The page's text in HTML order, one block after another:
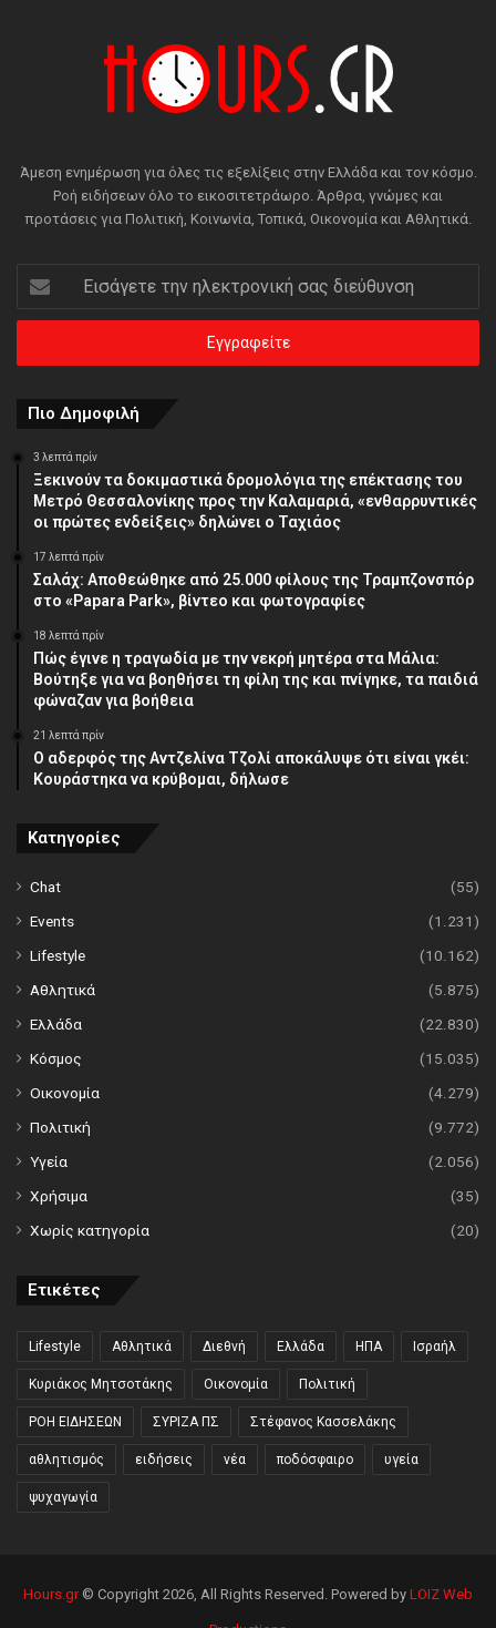
Άμεση ενημέρωση για όλες τις εξελίξεις στην Ελλάδα και τον κόσμο.
Ροή ειδήσεων όλο το εικοσιτετράωρο. Άρθρα, γνώμες και
προτάσεις για Πολιτική, Κοινωνία, Τοπικά, Οικονομία και Αθλητικά.
την
ηλεκτρονική
διεύθυνση
Πιο Δημοφιλή
3 λεπτά πρίν
Ξεκινούν τα δοκιμαστικά δρομολόγια της επέκτασης του
Μετρό Θεσσαλονίκης προς την Καλαμαριά, «ενθαρρυντικές
οι πρώτες ενδείξεις» δηλώνει ο Ταχιάος
17 λεπτά πρίν
Σαλάχ: Αποθεώθηκε από 25.000 φίλους της Τραμπζονσπόρ
στο «Papara Park», βίντεο και φωτογραφίες
18 λεπτά πρίν
Πώς έγινε η τραγωδία με την νεκρή μητέρα στα Μάλια:
Βούτηξε για να βοηθήσει τη φίλη της και πνίγηκε, τα παιδιά
φώναζαν για βοήθεια
21 λεπτά πρίν
Ο αδερφός της Αντζελίνα Τζολί αποκάλυψε ότι είναι γκέι:
Κουράστηκα να κρύβομαι, δήλωσε
Κατηγορίες
Chat
(55)
Events
(1.231)
Lifestyle
(10.162)
Αθλητικά
(5.875)
Ελλάδα
(22.830)
Κόσμος
(15.035)
Οικονομία
(4.279)
Πολιτική
(9.772)
Υγεία
(2.056)
Χρήσιμα
(35)
Χωρίς κατηγορία
(20)
Ετικέτες
Lifestyle Αθλητικά Διεθνή Ελλάδα ΗΠΑ Ισραήλ
Κυριάκος Μητσοτάκης Οικονομία Πολιτική
ΡΟΗ ΕΙΔΗΣΕΩΝ ΣΥΡΙΖΑ ΠΣ Στέφανος Κασσελάκης
αθλητισμός ειδήσεις νέα ποδόσφαιρο υγεία
ψυχαγωγία
Hours.gr© Copyright 2026, All Rights Reserved. Powered by LOIZ Web